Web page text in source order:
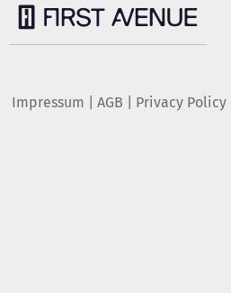
Impressum AGB Privacy Policy|